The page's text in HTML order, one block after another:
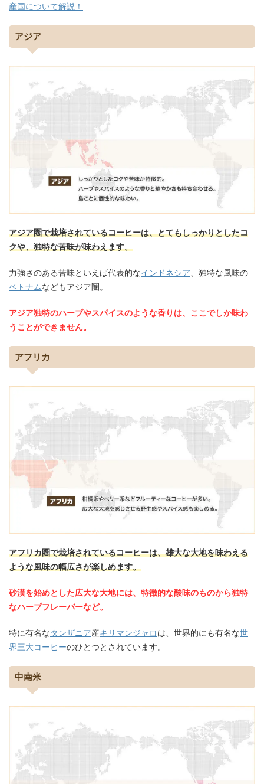
産国について解説！
アジア
アジア圏で栽培されているコーヒーは、とてもしっかりとしたコ
クや、独特な苦味が味わえます。
力強さのある苦味といえば代表的なインドネシア 、独特な風味の
ベトナムなどもアジア圏。
アジア独特のハーブやスパイスのような香りは、ここでしか味わ
うことができません。
アフリカ
アフリカ圏で栽培されているコーヒーは、雄大な大地を味わえる
ような風味の幅広さが楽しめます。
砂漠を始めとした広大な大地には、特徴的な酸味のものから独特
なハーブフレーバーなど。
特に有名なタンザニア産キリマンジャロは、世界的にも有名な世
界三大コーヒーのひとつとされています。
中南米